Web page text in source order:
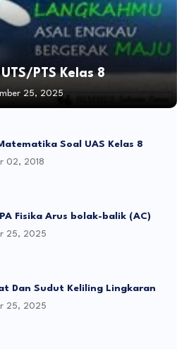
PTS Kelas 8
25, 2025
Soal UAS Kelas 8
02, 2018
Fisika Arus bolak-balik (AC)
25, 2025
Dan Sudut Keliling Lingkaran
25, 2025